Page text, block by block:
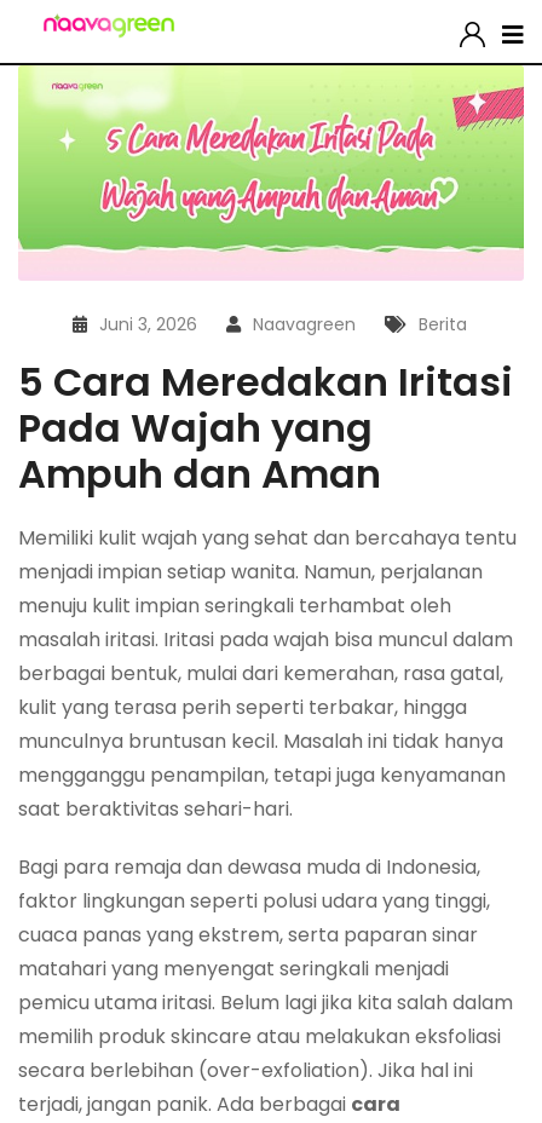
Juni 3, 2026 Naavagreen Berita
5 Cara Meredakan Iritasi
Pada Wajah yang
Ampuh dan Aman
Memiliki kulit wajah yang sehat dan bercahaya tentu
menjadi impian setiap wanita. Namun, perjalanan
menuju kulit impian seringkali terhambat oleh
masalah iritasi. Iritasi pada wajah bisa muncul dalam
berbagai bentuk, mulai dari kemerahan, rasa gatal,
kulit yang terasa perih seperti terbakar, hingga
munculnya bruntusan kecil. Masalah ini tidak hanya
mengganggu penampilan, tetapi juga kenyamanan
saat beraktivitas sehari-hari.
Bagi para remaja dan dewasa muda di Indonesia,
faktor lingkungan seperti polusi udara yang tinggi,
cuaca panas yang ekstrem, serta paparan sinar
matahari yang menyengat seringkali menjadi
pemicu utama iritasi. Belum lagi jika kita salah dalam
memilih produk skincare atau melakukan eksfoliasi
secara berlebihan (over-exfoliation). Jika hal ini
terjadi, jangan panik. Ada berbagai cara